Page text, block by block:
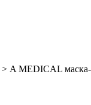
> A MEDICAL